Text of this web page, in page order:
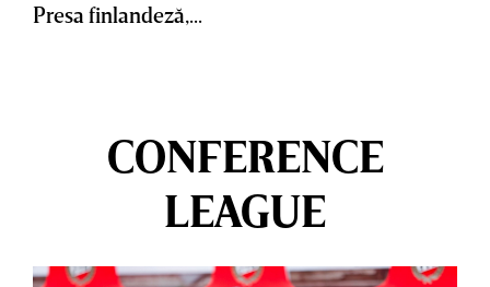
Presa finlandeză,...
CONFERENCE
LEAGUE